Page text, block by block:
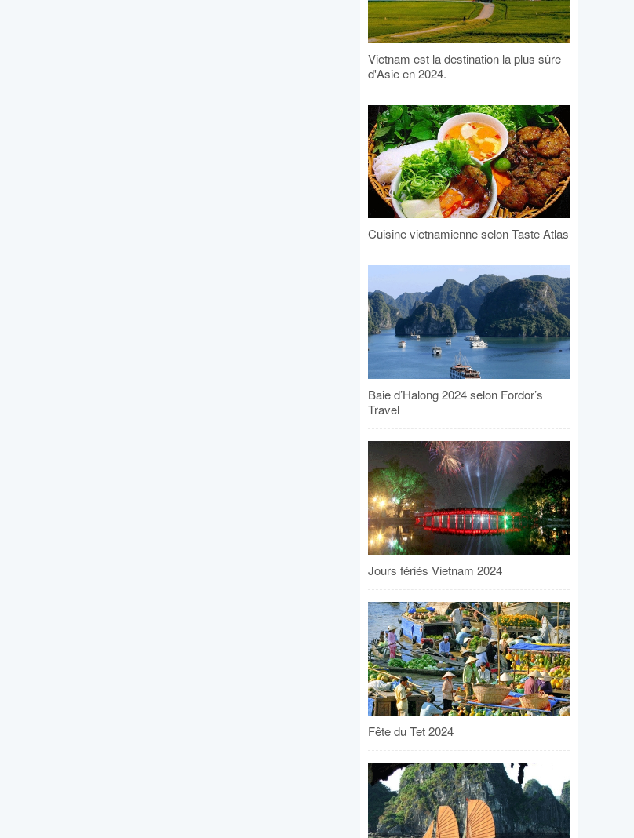
Vietnam est la destination la plus sûre
d'Asie en 2024.
Cuisine vietnamienne selon Taste Atlas
Baie d’Halong 2024 selon Fordor’s
Travel
Jours fériés Vietnam 2024
Fête du Tet 2024